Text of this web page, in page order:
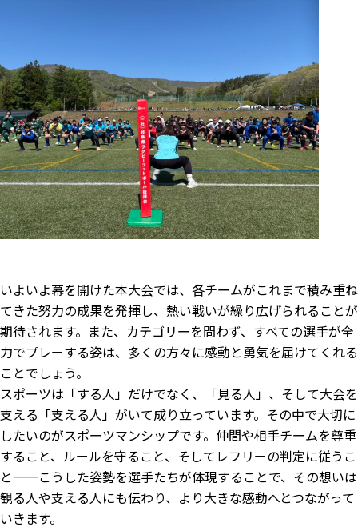
いよいよ幕を開けた本大会では、各チームがこれまで積み重ね
てきた努力の成果を発揮し、熱い戦いが繰り広げられることが
期待されます。また、カテゴリーを問わず、すべての選手が全
力でプレーする姿は、多くの方々に感動と勇気を届けてくれる
ことでしょう。
スポーツは「する人」だけでなく、「見る人」、そして大会を
支える「支える人」がいて成り立っています。その中で大切に
したいのがスポーツマンシップです。仲間や相手チームを尊重
すること、ルールを守ること、そしてレフリーの判定に従うこ
と——こうした姿勢を選手たちが体現することで、その想いは
観る人や支える人にも伝わり、より大きな感動へとつながって
いきます。